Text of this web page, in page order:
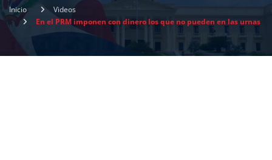
Inicio
Videos
En el PRM imponen con dinero los que no pueden en las urnas